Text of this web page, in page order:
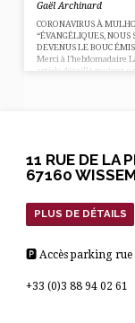
Gaël Archinard
CORONAVIRUS À
“ÉVANGÉLIQUES, NOUS
DEVENUS LE BOUC
Merci à l’hebdomadaire
article détaillé revient
11 RUE DE LA
67160
PLUS DE DÉTAILS
🅿 Accès parking rue
+33 (0)3 88 94 02 61